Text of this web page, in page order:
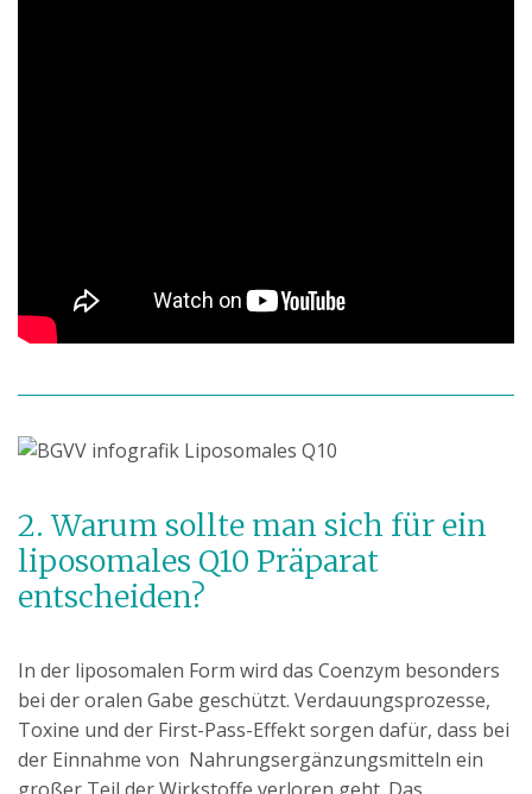
2. Warum sollte man sich für ein
liposomales Q10 Präparat
entscheiden?
In der liposomalen Form wird das Coenzym besonders
bei der oralen Gabe geschützt. Verdauungsprozesse,
Toxine und der First-Pass-Effekt sorgen dafür, dass bei
der Einnahme von Nahrungsergänzungsmitteln ein